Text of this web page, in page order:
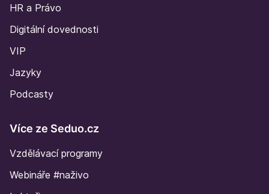
HR a Právo
Digitální dovednosti
VIP
Jazyky
Podcasty
Více ze Seduo.cz
Vzdělávací programy
Webináře #naživo